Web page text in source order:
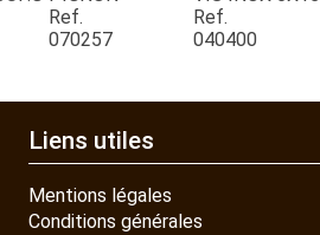
CONTACT
Ref.
070257
Ref.
040400
Liens utiles
Mentions légales
Conditions générales